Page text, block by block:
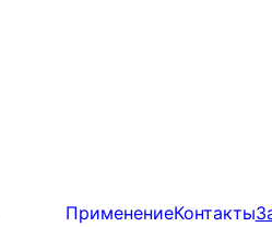
ПрименениеКонтакты